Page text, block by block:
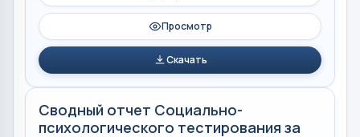
Просмотр
Скачать
Сводный отчет Социально-
психологического тестирования за